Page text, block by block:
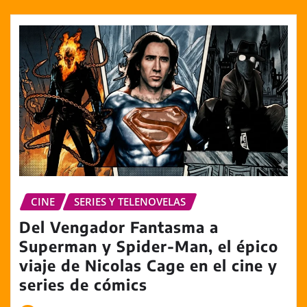
CINE SERIES Y TELENOVELAS
Del Vengador Fantasma a
Superman y Spider-Man, el épico
viaje de Nicolas Cage en el cine y
series de cómics